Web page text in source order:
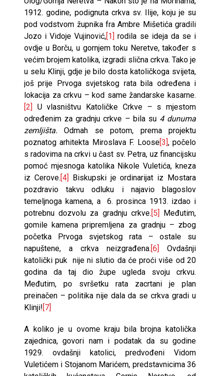
1912. godine, podignuta crkva sv. Ilije, koju je su
pod vodstvom župnika fra Ambre Mišetića gradili
Jozo i Vidoje Vujinović, [1]
rodila se ideja da se i
ovdje u Borču, u gornjem toku Neretve, također s
većim brojem katolika, izgradi slična crkva. Tako je
u selu Klinji, gdje je bilo dosta katoličkoga svijeta,
još prije Prvoga svjetskog rata bila određena i
lokacija za crkvu – kod same žandarske kasarne.
[2]
U vlasništvu Katoličke Crkve – s mjestom
određenim za gradnju crkve – bila su 4 dunuma
zemljišta.Odmah se potom, prema projektu
poznatog arhitekta Miroslava F. Loose[3] , počelo
s radovima na crkvi u čast sv. Petra, uz financijsku
pomoć mjesnoga katolika Nikole Vuletića, kneza
iz Cerove. [4]
Biskupski je ordinarijat iz Mostara
pozdravio takvu odluku i najavio blagoslov
temeljnoga kamena, a 6. prosinca 1913. izdao i
potrebnu dozvolu za gradnju crkve. [5]
Međutim,
gomile kamena pripremljena za gradnju – zbog
početka Prvoga svjetskog rata – ostale su
napuštene, a crkva neizgrađena. [6]
Ovdašnji
katolički puk nije ni slutio da će proći više od 20
godina da taj dio župe ugleda svoju crkvu.
Međutim, po svršetku rata zacrtani je plan
preinačen – politika nije dala da se crkva gradi u
Klinji! [7]
A koliko je u ovome kraju bila brojna katolička
zajednica, govori nam i podatak da su godine
1929. ovdašnji katolici, predvođeni Vidom
Vuletićem i Stojanom Marićem, predstavnicima 36